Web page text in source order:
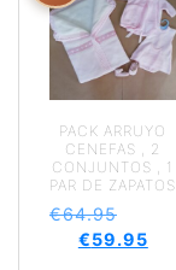
PACK ARRUYO
CENEFAS , 2
CONJUNTOS , 1
PAR DE ZAPATOS
€64.95
€59.95